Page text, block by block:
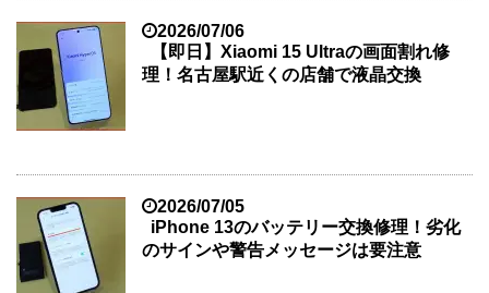
2026/07/06
【即日】Xiaomi 15 Ultraの画面割れ修
理！名古屋駅近くの店舗で液晶交換
2026/07/05
iPhone 13のバッテリー交換修理！劣化
のサインや警告メッセージは要注意